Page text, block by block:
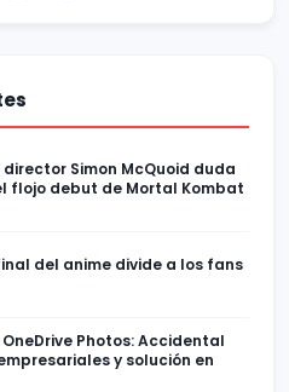
Simon McQuoid duda
flojo debut de Mortal Kombat
del anime divide a los fans
Photos: Accidental
y solución en